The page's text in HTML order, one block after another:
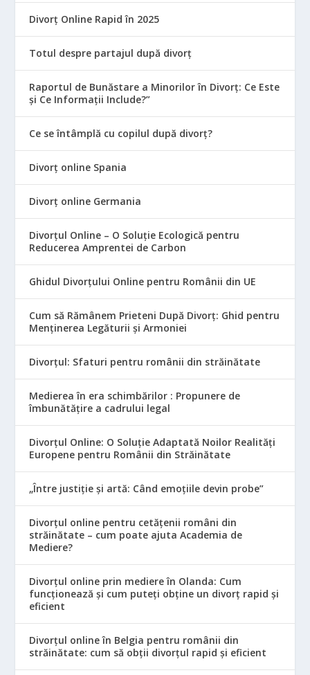
Divorț Online Rapid în 2025
Totul despre partajul după divorț
Raportul de Bunăstare a Minorilor în Divorț: Ce Este
și Ce Informații Include?”
Ce se întâmplă cu copilul după divorț?
Divorț online Spania
Divorț online Germania
Divorțul Online – O Soluție Ecologică pentru
Reducerea Amprentei de Carbon
Ghidul Divorțului Online pentru Românii din UE
Cum să Rămânem Prieteni După Divorț: Ghid pentru
Menținerea Legăturii și Armoniei
Divorțul: Sfaturi pentru românii din străinătate
Medierea în era schimbărilor : Propunere de
îmbunătățire a cadrului legal
Divorțul Online: O Soluție Adaptată Noilor Realități
Europene pentru Românii din Străinătate
„Între justiție și artă: Când emoțiile devin probe”
Divorțul online pentru cetățenii români din
străinătate – cum poate ajuta Academia de
Mediere?
Divorțul online prin mediere în Olanda: Cum
funcționează și cum puteți obține un divorț rapid și
eficient
Divorțul online în Belgia pentru românii din
străinătate: cum să obții divorțul rapid și eficient